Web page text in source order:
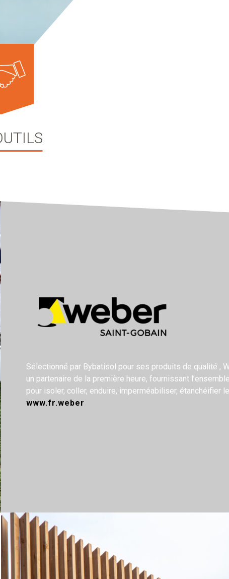
Sélectionné par Bybatisol pour ses produits de qualité ,
un partenaire de la première heure, fournissant
pour isoler, coller, enduire, imperméabiliser, étanchéifier
www.fr.weber